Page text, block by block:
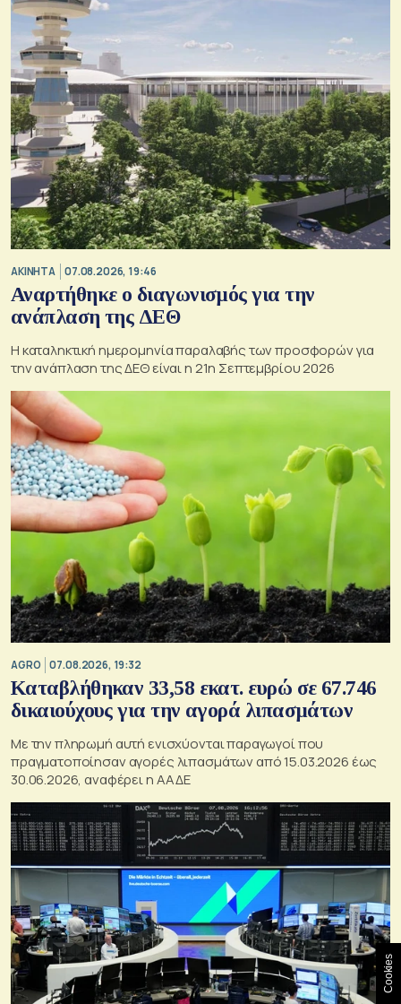
ΑΚΙΝΗΤΑ 07.08.2026, 19:46
Αναρτήθηκε ο διαγωνισμός για την
ανάπλαση της ΔΕΘ
Η καταληκτική ημερομηνία παραλαβής των προσφορών για
την ανάπλαση της ΔΕΘ είναι η 21η Σεπτεμβρίου 2026
AGRO 07.08.2026, 19:32
Καταβλήθηκαν 33,58 εκατ. ευρώ σε 67.746
δικαιούχους για την αγορά λιπασμάτων
Με την πληρωμή αυτή ενισχύονται παραγωγοί που
πραγματοποίησαν αγορές λιπασμάτων από 15.03.2026 έως
30.06.2026, αναφέρει η ΑΑΔΕ
Cookies